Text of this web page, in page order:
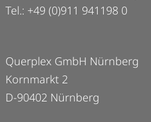
Tel.: +49 (0)911 941198 0
Querplex GmbH Nürnberg
Kornmarkt 2
D-90402 Nürnberg